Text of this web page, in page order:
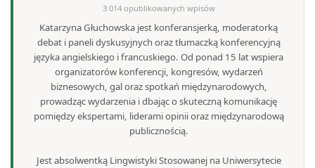
3 014 opublikowanych wpisów
Katarzyna Głuchowska jest konferansjerką, moderatorką
debat i paneli dyskusyjnych oraz tłumaczką konferencyjną
języka angielskiego i francuskiego. Od ponad 15 lat wspiera
organizatorów konferencji, kongresów, wydarzeń
biznesowych, gal oraz spotkań międzynarodowych,
prowadząc wydarzenia i dbając o skuteczną komunikację
pomiędzy ekspertami, liderami opinii oraz międzynarodową
publicznością.
Jest absolwentką Lingwistyki Stosowanej na Uniwersytecie